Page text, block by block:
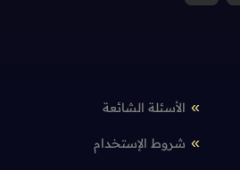
الأسئلة الشائعة
شروط الإستخدام